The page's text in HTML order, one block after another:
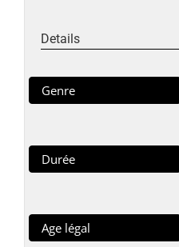
Details
Genre
Durée
Age légal